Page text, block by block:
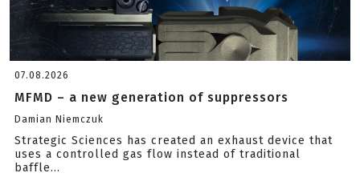
07.08.2026
MFMD – a new generation of suppressors
Damian Niemczuk
Strategic Sciences has created an exhaust device that
uses a controlled gas flow instead of traditional
baffle...